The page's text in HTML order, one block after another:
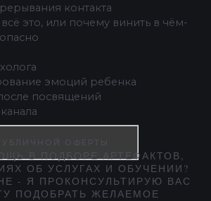
контакта
это, или почему винить в чём-
эмоций ребенка
посвящений
ОФЕРТЫ
В ПОДБОРЕ АРТЕФАКТОВ,
ОБ УСЛУГАХ И ОБУЧЕНИИ?
- Я ПРОКОНСУЛЬТИРУЮ ВАС
ПОДОБРАТЬ ЖЕЛАЕМОЕ